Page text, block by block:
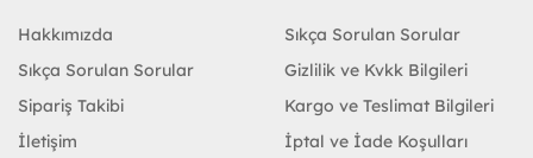
Hakkımızda
Sıkça Sorulan Sorular
Sipariş Takibi
İletişim
Sıkça Sorulan Sorular
Gizlilik ve Kvkk Bilgileri
Kargo ve Teslimat Bilgileri
İptal ve İade Koşulları